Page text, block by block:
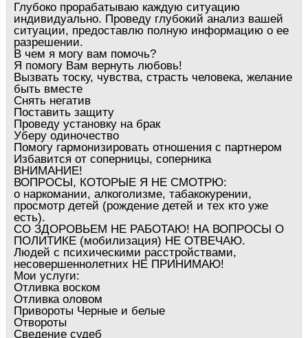
Глубоко прорабатываю каждую ситуацию
индивидуально. Проведу глубокий анализ вашей
ситуации, предоставлю полную информацию о ее
разрешении.
В чем я могу вам помочь?
Я помогу Вам вернуть любовь!
Вызвать тоску, чувства, страсть человека, желание
быть вместе
Снять негатив
Поставить защиту
Проведу установку на брак
Уберу одиночество
Помогу гармонизировать отношения с партнером
Избавится от соперницы, соперника
ВНИМАНИЕ!
ВОПРОСЫ, КОТОРЫЕ Я НЕ СМОТРЮ:
о наркомании, алкоголизме, табакокурении,
просмотр детей (рождение детей и тех кто уже
есть).
СО ЗДОРОВЬЕМ НЕ РАБОТАЮ! НА ВОПРОСЫ О
ПОЛИТИКЕ (мобилизация) НЕ ОТВЕЧАЮ.
Людей с психическими расстройствами,
несовершеннолетних НЕ ПРИНИМАЮ!
Мои услуги:
Отливка воском
Отливка оловом
Привороты Черные и белые
Отвороты
Сведение судеб